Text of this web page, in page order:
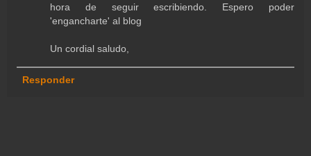
hora de seguir escribiendo. Espero poder
'engancharte' al blog
Un cordial saludo,
Responder